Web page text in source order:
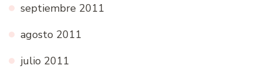
septiembre 2011
agosto 2011
julio 2011